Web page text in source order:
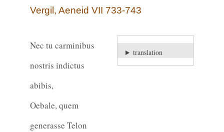
Vergil, Aeneid VII 733-743
Nec tu carminibus
nostris indictus
abibis,
Oebale, quem
generasse Telon
translation